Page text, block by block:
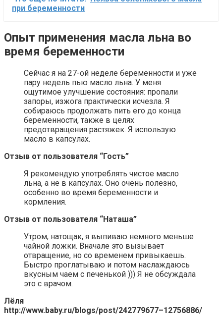
при беременности
Опыт применения масла льна во
время беременности
Сейчас я на 27-ой неделе беременности и уже
пару недель пью масло льна. У меня
ощутимое улучшение состояния: пропали
запоры, изжога практически исчезла. Я
собираюсь продолжать пить его до конца
беременности, также в целях
предотвращения растяжек. Я использую
масло в капсулах.
Отзыв от пользователя “Гость”
Я рекомендую употреблять чистое масло
льна, а не в капсулах. Оно очень полезно,
особенно во время беременности и
кормления.
Отзыв от пользователя “Наташа”
Утром, натощак, я выпиваю немного меньше
чайной ложки. Вначале это вызывает
отвращение, но со временем привыкаешь.
Быстро проглатываю и потом наслаждаюсь
вкусным чаем с печенькой ))) Я не обсуждала
это с врачом.
Лёля
http://www.baby.ru/blogs/post/242779677–12756886/